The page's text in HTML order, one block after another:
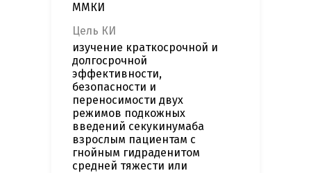
ММКИ
Цель КИ
изучение краткосрочной и
долгосрочной
эффективности,
безопасности и
переносимости двух
режимов подкожных
введений секукинумаба
взрослым пациентам с
гнойным гидраденитом
средней тяжести или